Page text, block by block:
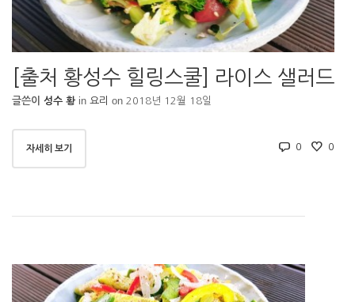
[출처 황성수 힐링스쿨] 라이스 샐러드
글쓴이 성수 황 in 요리 on 2018년 12월 18일
자세히 보기 0 0